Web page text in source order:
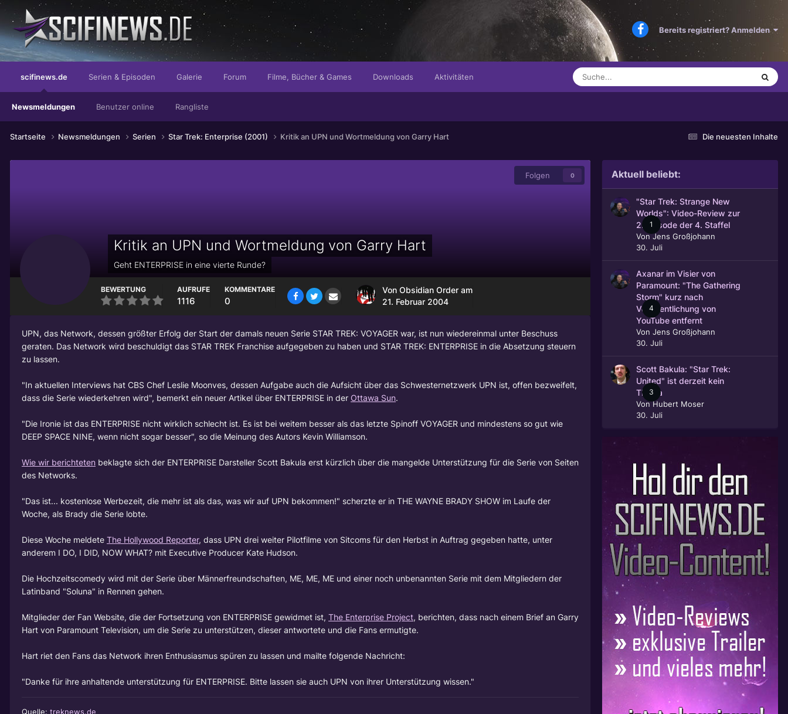
Bereits registriert? Anmelden
scifinews.de
Newsmeldungen Benutzer online Rangliste
Serien & Episoden Galerie Forum Filme, Bücher & Games Downloads Aktivitäten
Die neuesten Inhalte
Startseite Newsmeldungen Serien Star Trek: Enterprise (2001) Kritik an UPN und Wortmeldung von Garry Hart
Folgen 0
Kritik an UPN und Wortmeldung von Garry Hart
Geht ENTERPRISE in eine vierte Runde?
BEWERTUNG AUFRUFE
1116
KOMMENTARE
0
Von Obsidian Order am
21. Februar 2004
UPN, das Network, dessen größter Erfolg der Start der damals neuen Serie STAR TREK: VOYAGER war, ist nun wiedereinmal unter Beschuss
geraten. Das Network wird beschuldigt das STAR TREK Franchise aufgegeben zu haben und STAR TREK: ENTERPRISE in die Absetzung steuern
zu lassen.
"In aktuellen Interviews hat CBS Chef Leslie Moonves, dessen Aufgabe auch die Aufsicht über das Schwesternetzwerk UPN ist, offen bezweifelt,
dass die Serie wiederkehren wird", bemerkt ein neuer Artikel über ENTERPRISE in der Ottawa Sun.
"Die Ironie ist das ENTERPRISE nicht wirklich schlecht ist. Es ist bei weitem besser als das letzte Spinoff VOYAGER und mindestens so gut wie
DEEP SPACE NINE, wenn nicht sogar besser", so die Meinung des Autors Kevin Williamson.
Wie wir berichteten beklagte sich der ENTERPRISE Darsteller Scott Bakula erst kürzlich über die mangelde Unterstützung für die Serie von Seiten
des Networks.
"Das ist... kostenlose Werbezeit, die mehr ist als das, was wir auf UPN bekommen!" scherzte er in THE WAYNE BRADY SHOW im Laufe der
Woche, als Brady die Serie lobte.
Diese Woche meldete The Hollywood Reporter, dass UPN drei weiter Pilotfilme von Sitcoms für den Herbst in Auftrag gegeben hatte, unter
anderem I DO, I DID, NOW WHAT? mit Executive Producer Kate Hudson.
Die Hochzeitscomedy wird mit der Serie über Männerfreundschaften, ME, ME, ME und einer noch unbenannten Serie mit dem Mitgliedern der
Latinband "Soluna" in Rennen gehen.
Mitglieder der Fan Website, die der Fortsetzung von ENTERPRISE gewidmet ist, The Enterprise Project, berichten, dass nach einem Brief an Garry
Hart von Paramount Television, um die Serie zu unterstützen, dieser antwortete und die Fans ermutigte.
Hart riet den Fans das Network ihren Enthusiasmus spüren zu lassen und mailte folgende Nachricht:
"Danke für ihre anhaltende unterstützung für ENTERPRISE. Bitte lassen sie auch UPN von ihrer Unterstützung wissen."
Quelle: treknews.de
Aktuell beliebt:
1
"Star Trek: Strange New
Worlds": Video-Review zur
2. Episode der 4. Staffel
VonJens Großjohann
30. Juli
4
Axanar im Visier von
Paramount: "The Gathering
Storm" kurz nach
Veröffentlichung von
YouTube entfernt
Von Jens Großjohann
30. Juli
3
Scott Bakula: "Star Trek:
United" ist derzeit kein
Thema
VonHubert Moser
30. Juli